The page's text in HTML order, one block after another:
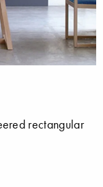
rectangular